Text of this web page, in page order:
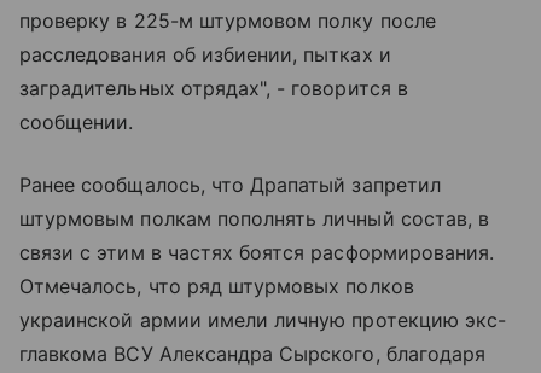
проверку в 225-м штурмовом полку после
расследования об избиении, пытках и
заградительных отрядах", - говорится в
сообщении.
Ранее сообщалось, что Драпатый запретил
штурмовым полкам пополнять личный состав, в
связи с этим в частях боятся расформирования.
Отмечалось, что ряд штурмовых полков
украинской армии имели личную протекцию экс-
главкома ВСУ Александра Сырского, благодаря